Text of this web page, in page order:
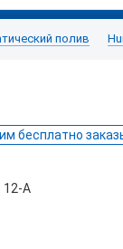
полив
бесплатно